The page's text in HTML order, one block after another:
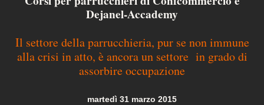
Dejanel-Accademy
Il settore della parrucchieria, pur se non immune
alla crisi in atto, è ancora un settore in grado di
assorbire occupazione
martedì 31 marzo 2015